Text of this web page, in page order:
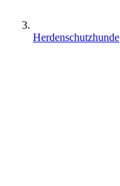
Herdenschutzhunde